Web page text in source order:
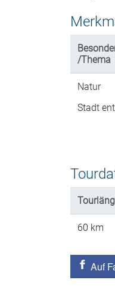
/Thema
Natur
Stadt
60 km
Auf